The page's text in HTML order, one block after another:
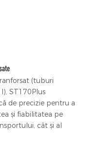
(tuburi
ST170Plus
de precizie pentru a
și fiabilitatea pe
cât și al